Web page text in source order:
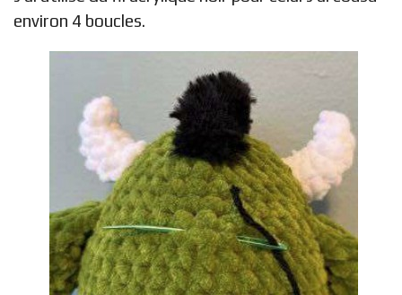
environ 4 boucles.